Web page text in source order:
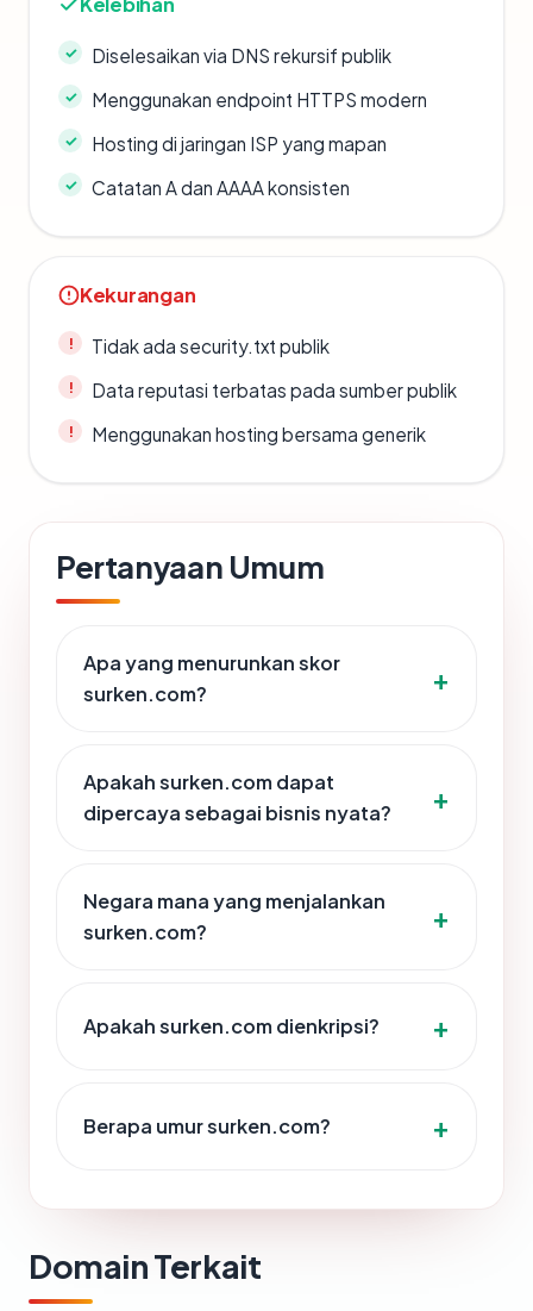
Diselesaikan via DNS rekursif publik
Menggunakan endpoint HTTPS modern
Hosting di jaringan ISP yang mapan
Catatan A dan AAAA konsisten
Kekurangan
Tidak ada security.txt publik
Data reputasi terbatas pada sumber publik
Menggunakan hosting bersama generik
Pertanyaan Umum
Apa yang menurunkan skor
surken.com?
Apakah surken.com dapat
dipercaya sebagai bisnis nyata?
Negara mana yang menjalankan
surken.com?
Apakah surken.com dienkripsi?
Berapa umur surken.com?
Domain Terkait